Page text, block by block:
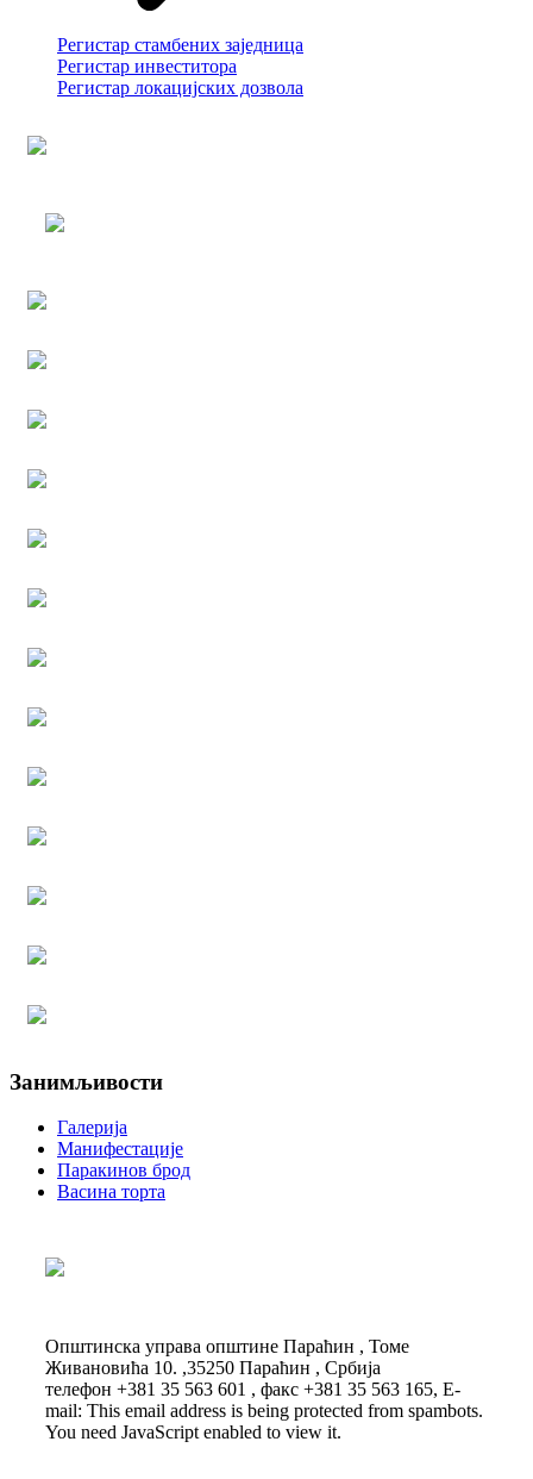
Регистар стамбених заједница
Регистар инвеститора
Регистар локацијских дозвола
Занимљивости
Галерија
Манифестације
Паракинов брод
Васина торта
Општинска управа општине Параћин , Томе
Живановића 10. ,35250 Параћин , Србија
телефон +381 35 563 601 , факс +381 35 563 165, E-
mail: This email address is being protected from spambots.
You need JavaScript enabled to view it.